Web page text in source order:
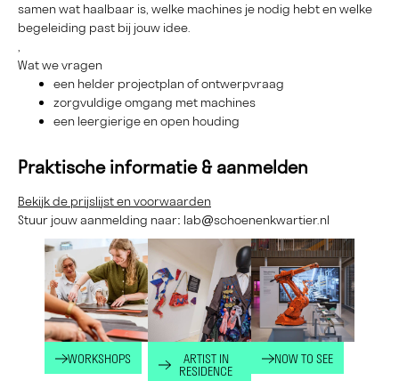
samen wat haalbaar is, welke machines je nodig hebt en welke
begeleiding past bij jouw idee.
,
Wat we vragen
een helder projectplan of ontwerpvraag
zorgvuldige omgang met machines
een leergierige en open houding
Praktische informatie & aanmelden
Bekijk de prijslijst en voorwaarden
Stuur jouw aanmelding naar: lab@schoenenkwartier.nl
WORKSHOPS ARTIST IN
RESIDENCE
NOW TO SEE